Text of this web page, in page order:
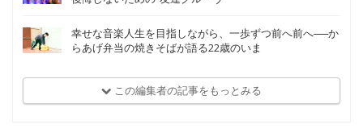
幸せな音楽人生を目指しながら、一歩ずつ前へ前へ──か
らあげ弁当の焼きそばが語る22歳のいま
この編集者の記事をもっとみる